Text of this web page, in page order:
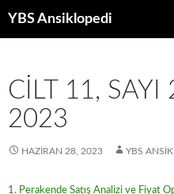
YBS Ansiklopedi
CILT 11, SAYI
2023
HAZIRAN 28, 2023 YBS
1. Perakende Satış Analizi ve Fiyat